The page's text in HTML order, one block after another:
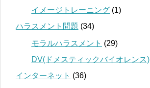
イメージトレーニング (1)
ハラスメント問題 (34)
モラルハラスメント (29)
DV(ドメスティックバイオレンス)
インターネット (36)